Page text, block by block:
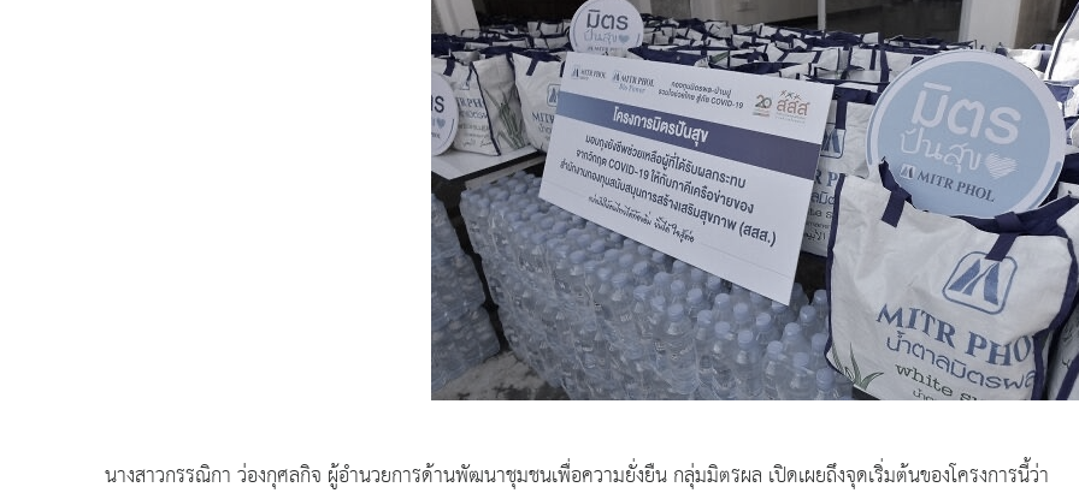
นางสาวกรรณิกา ว่องกุศลกิจ ผู้อำนวยการด้านพัฒนาชุมชนเพื่อความยั่งยืน กลุ่มมิตรผล เปิดเผยถึงจุดเริ่มต้นของโครงการนี้ว่า